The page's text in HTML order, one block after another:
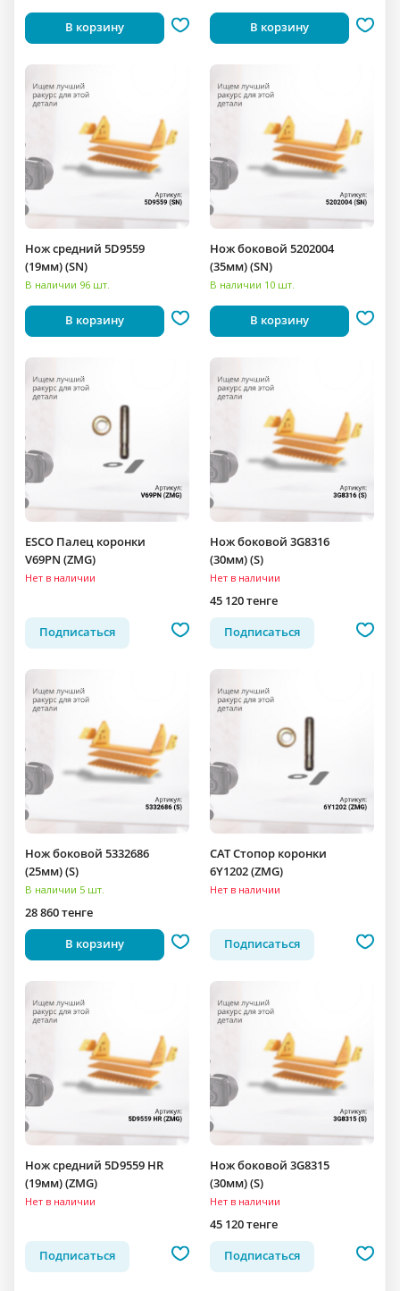
В корзину В корзину
Нож средний 5D9559
(19мм) (SN)
В наличии 96 шт.
В корзину
Нож боковой 5202004
(35мм) (SN)
В наличии 10 шт.
В корзину
ESCO Палец коронки
V69PN (ZMG)
Нет в наличии
Подписаться
Нож боковой 3G8316
(30мм) (S)
Нет в наличии
45 120 тенге
Подписаться
Нож боковой 5332686
(25мм) (S)
В наличии 5 шт.
28 860 тенге
В корзину
CAT Стопор коронки
6Y1202 (ZMG)
Нет в наличии
Подписаться
Нож средний 5D9559 HR
(19мм) (ZMG)
Нет в наличии
Подписаться
Нож боковой 3G8315
(30мм) (S)
Нет в наличии
45 120 тенге
Подписаться